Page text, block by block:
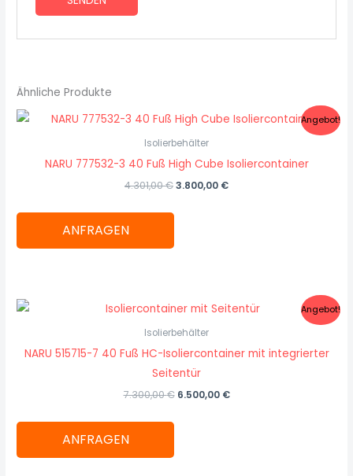
Ähnliche Produkte
Angebot!
Isolierbehälter
NARU 777532-3 40 Fuß High Cube Isoliercontainer
4.301,00€
Ursprünglicher
Preis
war:
3.800,00 €
Aktueller
Preis
ANFRAGEN
Angebot!
Isolierbehälter
NARU 515715-7 40 Fuß HC-Isoliercontainer mit integrierter
Seitentür
7.300,00€
Ursprünglicher
Preis
war:
6.500,00 €
Aktueller
Preis
ANFRAGEN